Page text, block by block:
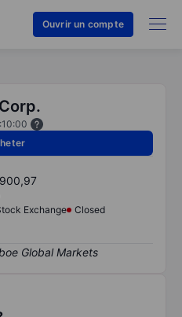
Ouvrir un compte
900,97
Exchange
Closed